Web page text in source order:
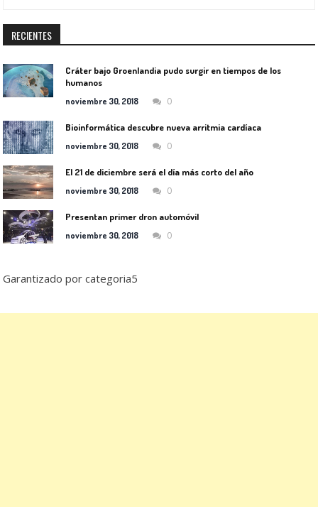
RECIENTES
Cráter bajo Groenlandia pudo surgir en tiempos de los
humanos
noviembre 30, 2018 0
Bioinformática descubre nueva arritmia cardíaca
noviembre 30, 2018 0
El 21 de diciembre será el día más corto del año
noviembre 30, 2018 0
Presentan primer dron automóvil
noviembre 30, 2018 0
Garantizado por categoria5